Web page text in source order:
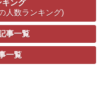
キング
人数ランキング)
事一覧
一覧